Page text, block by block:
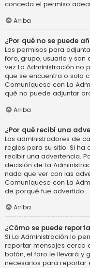
conceda el permiso
Arriba
¿Por qué no se puede
Los permisos para
foro, grupo, usuario y son
vez La Administración no
que se encuentra o solo
Comuníquese con La
qué no puede adjuntar
Arriba
¿Por qué recibí una
Los administradores de
reglas para su sitio. Si
recibir una advertencia.
decisión de La
nada que ver con las
Comuníquese con La
de porqué fue advertido.
Arriba
¿Cómo se puede
Si La Administración lo
reportar mensajes cerca
botón, el foro le llevará y
necesarios para reportar